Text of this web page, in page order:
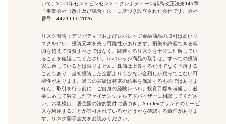
いて、2009年セントビンセント・グレナディーン諸島改正法第149章
「事業会社（改正及び統合）法」に基づき設立された会社です。会社
番号：4421 LLC 2026
リスク警告：デリバティブおよびレバレッジ金融商品の取引は高いリ
スクを伴い、投資元本を失う可能性があります。損失を許容できる範
囲を超えて投資すべきではなく、関連するリスクを十分に理解してい
ることを確認してください。レバレッジ商品の取引は、すべての投資
家に適しているとは限りません。株価は上昇するだけでなく下落する
こともあり、当初投資した金額よりも少ない金額しか戻ってこない可
能性があります。過去の実績は将来の結果を保証するものではありま
せん。取引を行う前に、ご自身の経験レベル、投資目標を考慮し、必
要に応じて独立したファイナンシャルアドバイザーに相談してくださ
い。お客様は、居住国の法的要件に基づき、Amillexブランドのサービ
スを利用することが許可されているかどうかを確認する責任がありま
す。リスク開示全文をお読みください。.